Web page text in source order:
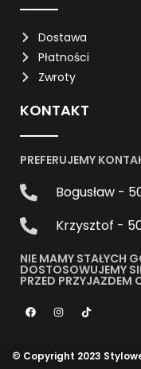
Dostawa
Płatności
Zwroty
KONTAKT
PREFERUJEMY
Bogusław -
Krzysztof -
NIE MAMY STAŁYCH
DOSTOSOWUJEMY
PRZED PRZYJAZDEM
© Copyright 2023